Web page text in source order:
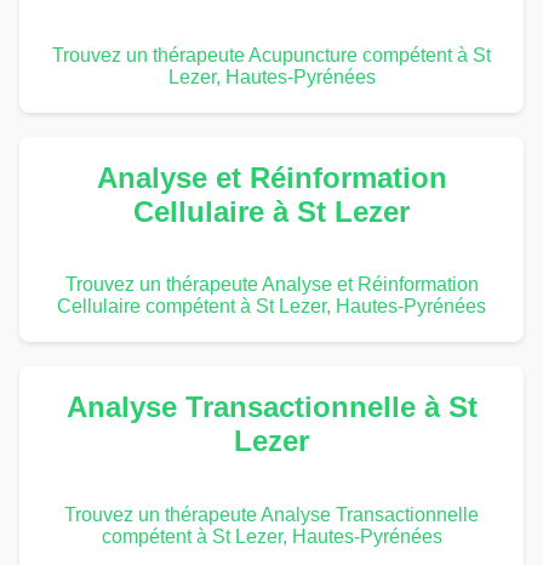
Trouvez un thérapeute Acupuncture compétent à St
Lezer, Hautes-Pyrénées
Analyse et Réinformation
Cellulaire à St Lezer
Trouvez un thérapeute Analyse et Réinformation
Cellulaire compétent à St Lezer, Hautes-Pyrénées
Analyse Transactionnelle à St
Lezer
Trouvez un thérapeute Analyse Transactionnelle
compétent à St Lezer, Hautes-Pyrénées